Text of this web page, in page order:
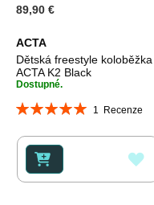
89,90 €
ACTA
Dětská freestyle koloběžka
ACTA K2 Black
Dostupné.
Hodnocení:
1 Recenze
K